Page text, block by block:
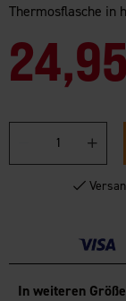
Thermosflasche in
In weiteren